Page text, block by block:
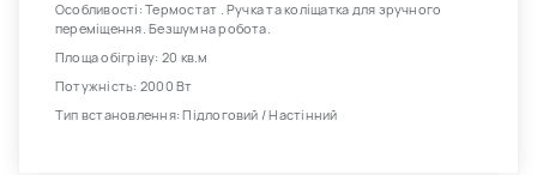
Особливості: Термостат . Ручка та коліщатка для зручного
переміщення. Безшумна робота.
Площа обігріву: 20 кв.м
Потужність: 2000 Вт
Тип встановлення: Підлоговий / Настінний